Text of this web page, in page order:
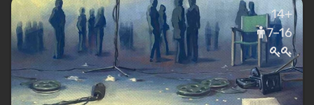
14+
7–16